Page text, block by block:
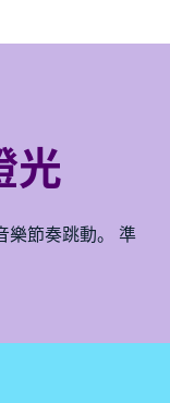
光
樂節奏跳動。 準